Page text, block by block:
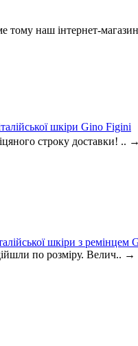
тому наш інтернет-
шкіри Gino Figini
строку доставки! .. →
шкіри з ремінцем
по розміру. Велич.. →